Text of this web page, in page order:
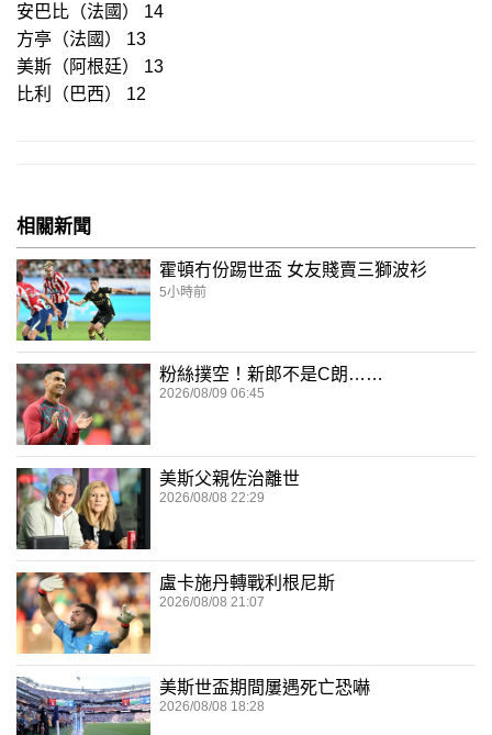
安巴比（法國） 14
方亭（法國） 13
美斯（阿根廷） 13
比利（巴西） 12
相關新聞
霍頓冇份踢世盃 女友賤賣三獅波衫
5小時前
粉絲撲空！新郎不是C朗……
2026/08/09 06:45
美斯父親佐治離世
2026/08/08 22:29
盧卡施丹轉戰利根尼斯
2026/08/08 21:07
美斯世盃期間屢遇死亡恐嚇
2026/08/08 18:28